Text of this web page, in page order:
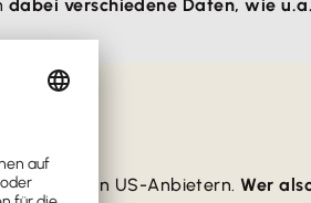
dabei verschiedene Daten, wie
Tools von US-Anbietern.Wer